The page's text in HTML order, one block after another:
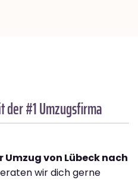
der #1 Umzugsfirma
Umzug von Lübeck nach
wir dich gerne